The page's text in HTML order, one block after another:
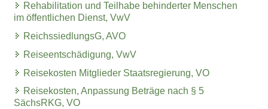
Rehabilitation und Teilhabe behinderter Menschen
im öffentlichen Dienst, VwV
ReichssiedlungsG, AVO
Reiseentschädigung, VwV
Reisekosten Mitglieder Staatsregierung, VO
Reisekosten, Anpassung Beträge nach § 5
SächsRKG, VO